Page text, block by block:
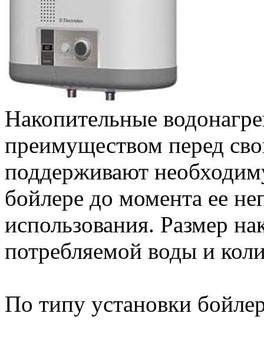
Накопительные
преимуществом перед
поддерживают
бойлере до момента ее
использования. Размер
потребляемой воды и
По типу установки